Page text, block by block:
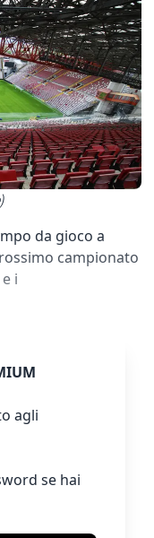
da gioco a
campionato
i
agli
se hai